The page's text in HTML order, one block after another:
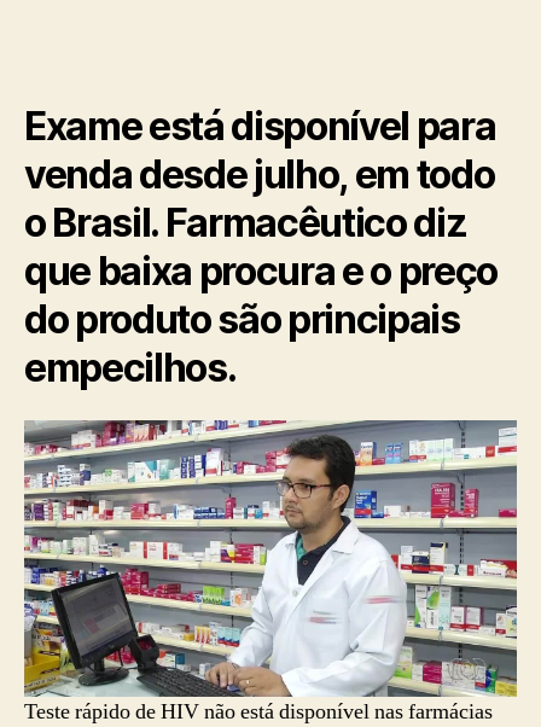
Exame está disponível para
venda desde julho, em todo
o Brasil. Farmacêutico diz
que baixa procura e o preço
do produto são principais
empecilhos.
Teste rápido de HIV não está disponível nas farmácias